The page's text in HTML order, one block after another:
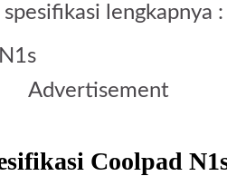
lengkapnya :
Advertisement
Coolpad